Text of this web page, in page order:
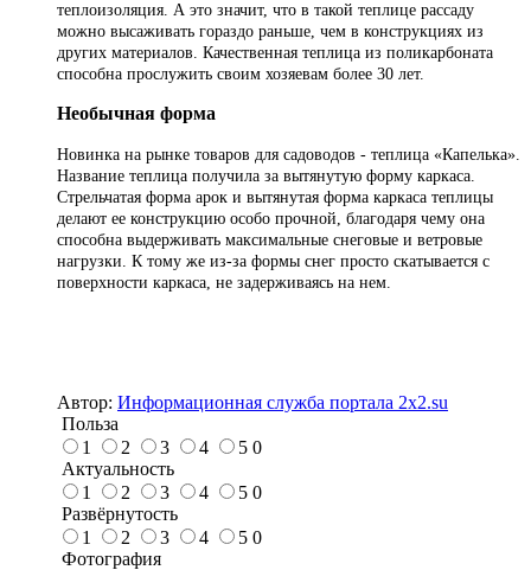
теплоизоляция. А это значит, что в такой теплице рассаду
можно высаживать гораздо раньше, чем в конструкциях из
других материалов. Качественная теплица из поликарбоната
способна прослужить своим хозяевам более 30 лет.
Необычная форма
Новинка на рынке товаров для садоводов - теплица «Капелька».
Название теплица получила за вытянутую форму каркаса.
Стрельчатая форма арок и вытянутая форма каркаса теплицы
делают ее конструкцию особо прочной, благодаря чему она
способна выдерживать максимальные снеговые и ветровые
нагрузки. К тому же из-за формы снег просто скатывается с
поверхности каркаса, не задерживаясь на нем.
Автор: Информационная служба портала 2x2.su
Польза
1
2 3 4 5 0
Актуальность
1
2 3 4 5 0
Развёрнутость
1
2 3 4 5 0
Фотография